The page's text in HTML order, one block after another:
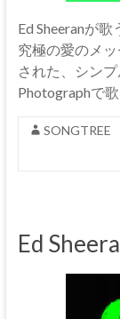
Ed Sheeranが
究極の愛のメ
された、シン
Photographで
SONGTREE
Ed